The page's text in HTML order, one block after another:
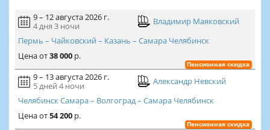
9 – 12 августа 2026 г.
4 дня 3 ночи
Владимир Маяковский
Пермь – Чайковский – Казань – Самара Челябинск
Ценаот38 000р.
Пенсионная скидка
9 – 13 августа 2026 г.
5 дней 4 ночи
Александр Невский
Челябинск Самара – Волгоград – Самара Челябинск
Ценаот54 200р.
Пенсионная скидка